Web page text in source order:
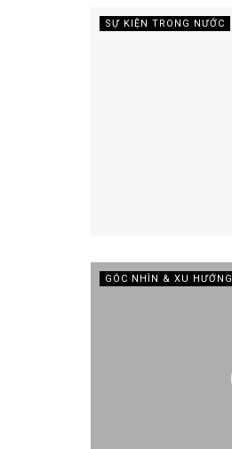
SỰ KIỆN TRONG NƯỚC
GÓC NHÌN & XU HƯỚNG